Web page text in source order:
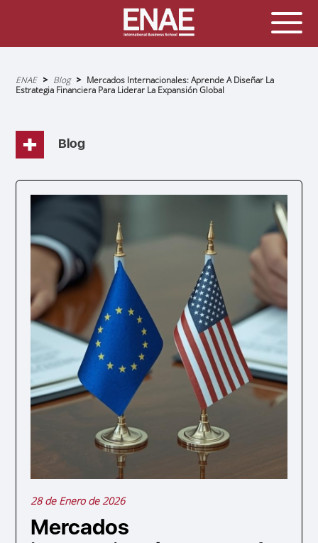
Sobrescribir
enlaces
de
navegación
ENAE Blog
Mercados Internacionales: Aprende A Diseñar La
Estrategia Financiera Para Liderar La Expansión Global
Blog
28 de Enero de 2026
Mercados